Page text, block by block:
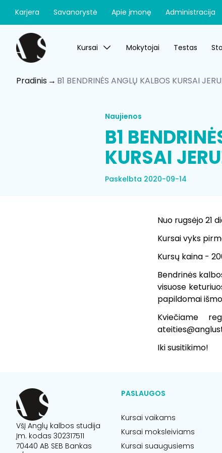
Kursai Mokytojai Testas
Karjera Savanorystė Apie įmonę Administracija
Pradinis B1 BENDRINĖS ANGLŲ KALBOS KURSAI
Naujienos
B1
KURSAI
Paskelbta 2020-09-14
Nuo rugsėjo 21
Kursai vyks
Kursų kaina -
Bendrinės
visuose
papildomai
Kviečiame
Iki susitikimo!
VšĮ Anglų kalbos studija
Įm. kodas 302317511
70440 AB SEB Bankas
PASLAUGOS
Kursai vaikams
Kursai moksleiviams
Kursai suaugusiems